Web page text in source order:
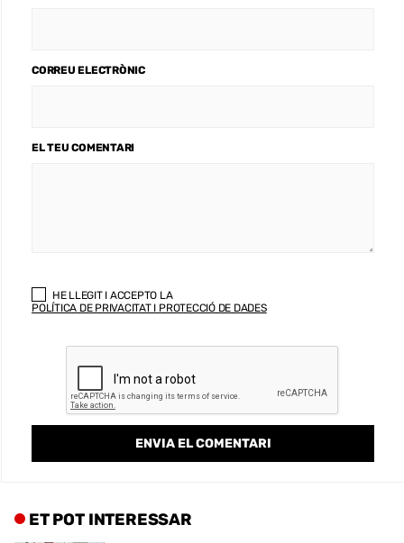
CORREU ELECTRÒNIC
EL TEU COMENTARI
HE LLEGIT I ACCEPTO LA
POLÍTICA DE PRIVACITAT I PROTECCIÓ DE DADES
ET POT INTERESSAR